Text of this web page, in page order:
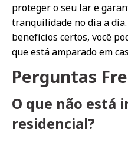
proteger o seu lar e
tranquilidade no dia a
benefícios certos, você
que está amparado em
Perguntas
O que não está
residencial?